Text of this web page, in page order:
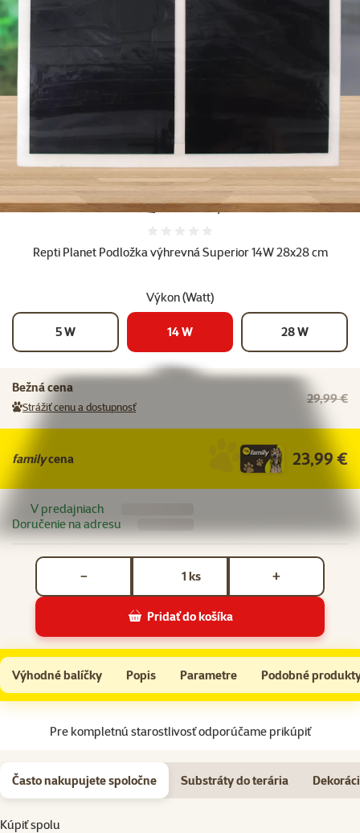
Repti Planet Podložka výhrevná Superior 14W 28x28 cm
Výkon (Watt)
5 W 14 W 28 W
Bežná cena
Strážiť cenu a dostupnosť
29,99 €
familycena 23,99 €
V predajniach
Doručenie na adresu
ks
− +
Pridať do košíka
Ďalšie fotky
Repti Planet Podložka výhrevná Superior 14W 28x28 cm
Do košíka
Výhodné balíčky Popis Parametre Podobné
Na začiatok stránky
Pre kompletnú starostlivosť odporúčame prikúpiť
Často nakupujete spoločne Substráty do terária
Kúpiť spolu